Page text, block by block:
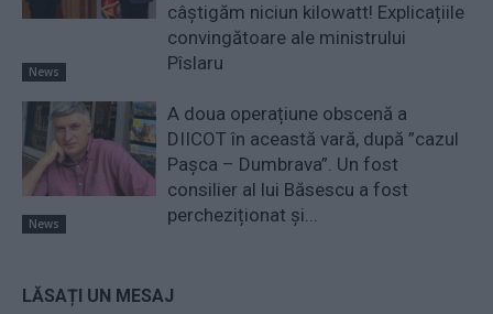
News
câștigăm niciun kilowatt! Explicațiile
convingătoare ale ministrului
Pîslaru
News
A doua operațiune obscenă a
DIICOT în această vară, după ”cazul
Pașca – Dumbrava”. Un fost
consilier al lui Băsescu a fost
percheziționat și...
LĂSAȚI UN MESAJ